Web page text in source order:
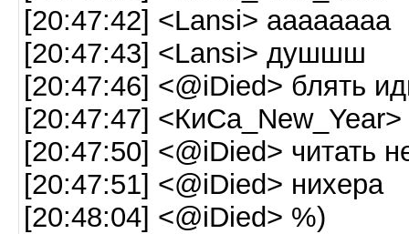
[20:47:42] <Lansi> аааааааа
[20:47:43] <Lansi> душшш
[20:47:46] <@iDied> блять
[20:47:47] <КиСа_New_Year>
[20:47:50] <@iDied> читать
[20:47:51] <@iDied> нихера
[20:48:04] <@iDied> %)